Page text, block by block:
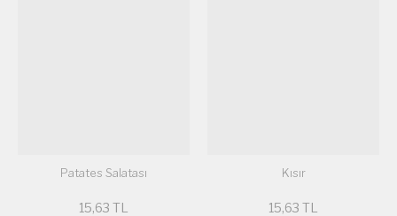
Patates Salatası
15,63 TL
Kısır
15,63 TL